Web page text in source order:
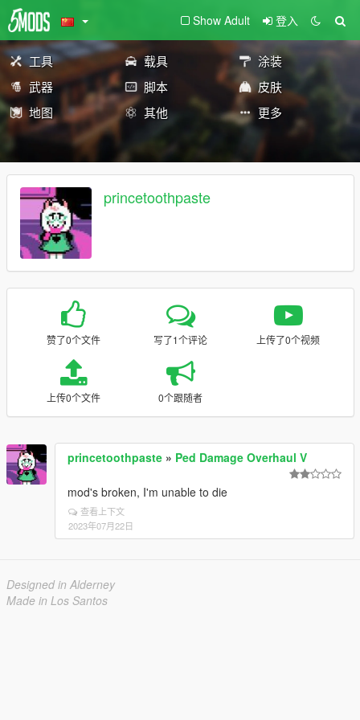
Show Adult 登入
工具 载具
涂装
武器
脚本
皮肤
地图
其他 更多
princetoothpaste
赞了0个文件 写了1个评论 上传了0个视频
上传0个文件 0个跟随者
princetoothpaste » Ped Damage Overhaul V
mod's broken, I'm unable to die
查看上下文
2023年07月22日
Designed in Alderney
Made in Los Santos